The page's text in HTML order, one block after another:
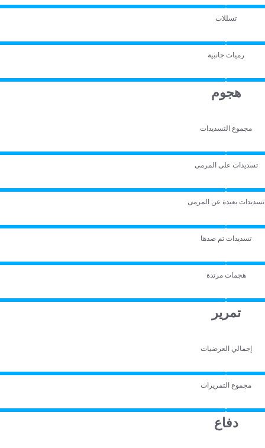
تسللات
رميات جانبية
هجوم
مجموع التسديدات
تسديدات على المرمى
تسديدات بعيدة عن المرمى
تسديدات تم صدها
هجمات مرتدة
تمرير
إجمالي العرضيات
مجموع التمريرات
دفاع